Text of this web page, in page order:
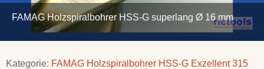
FAMAG Holzspiralbohrer HSS-G superlang Ø 16 mm
Kategorie: FAMAG Holzspiralbohrer HSS-G Exzellent 315